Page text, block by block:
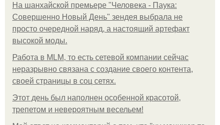
На шанхайской премьере "Человека - Паука:
Совершенно Новый День" зендея выбрала не
просто очередной наряд, а настоящий артефакт
высокой моды.
Работа в MLM, то есть сетевой компании сейчас
неразрывно связана с создание своего контента,
своей страницы в соц сетях.
Этот день был наполнен особенной красотой,
трепетом и невероятным весельем!